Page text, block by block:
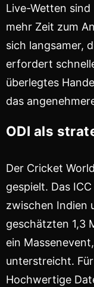
Live-Wetten
mehr Zeit zum
sich langsamer,
erfordert
überlegtes
das
ODI als
Der Cricket
gespielt. Das
zwischen Indien
geschätzten 1,3
ein
unterstreicht.
Hochwertige